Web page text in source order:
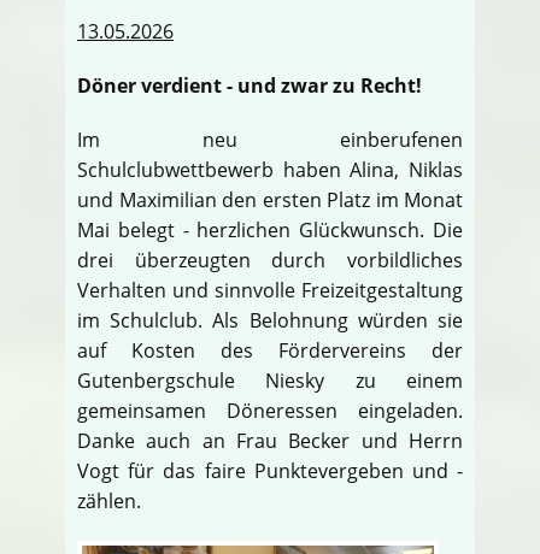
13.05.2026
Döner verdient - und zwar zu Recht!
Im neu einberufenen
Schulclubwettbewerb haben Alina, Niklas
und Maximilian den ersten Platz im Monat
Mai belegt - herzlichen Glückwunsch. Die
drei überzeugten durch vorbildliches
Verhalten und sinnvolle Freizeitgestaltung
im Schulclub. Als Belohnung würden sie
auf Kosten des Fördervereins der
Gutenbergschule Niesky zu einem
gemeinsamen Döneressen eingeladen.
Danke auch an Frau Becker und Herrn
Vogt für das faire Punktevergeben und -
zählen.